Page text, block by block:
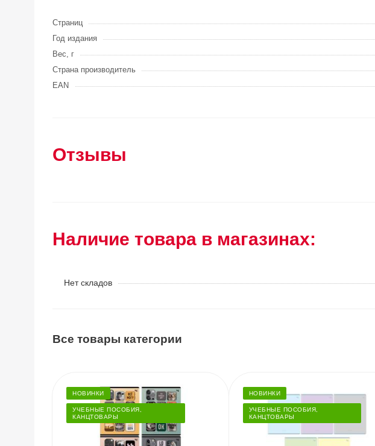
Страниц
Год издания
Вес, г
Страна производитель
EAN
Отзывы
Наличие товара в магазинах:
Нет складов
Все товары категории
НОВИНКИ
УЧЕБНЫЕ ПОСОБИЯ,
КАНЦТОВАРЫ
НОВИНКИ
УЧЕБНЫЕ ПОСОБИЯ,
КАНЦТОВАРЫ